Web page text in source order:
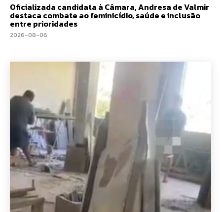
Oficializada candidata à Câmara, Andresa de Valmir
destaca combate ao feminicídio, saúde e inclusão
entre prioridades
2026-08-06